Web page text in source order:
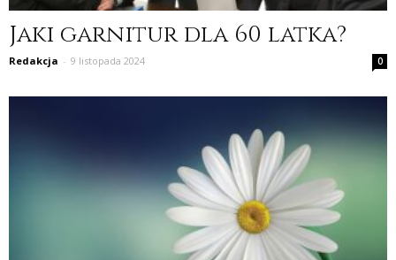
Jaki garnitur dla 60 latka?
Redakcja - 9 listopada 2024 0